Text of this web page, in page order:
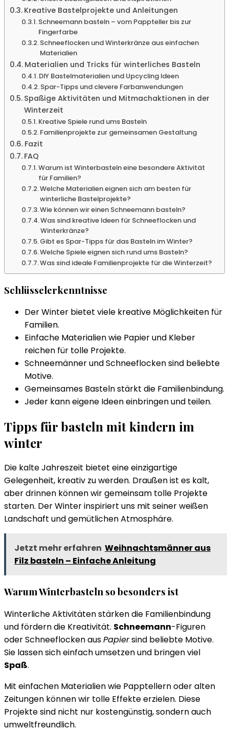
Kreative Bastelprojekte und Anleitungen
Schneemann basteln – vom Pappteller bis zur
Fingerfarbe
Schneeflocken und Winterkränze aus einfachen
Materialien
Materialien und Tricks für winterliches Basteln
DIY Bastelmaterialien und Upcycling Ideen
Spar-Tipps und clevere Farbanwendungen
Spaßige Aktivitäten und Mitmachaktionen in der
Winterzeit
Kreative Spiele rund ums Basteln
Familienprojekte zur gemeinsamen Gestaltung
Fazit
FAQ
Warum ist Winterbasteln eine besondere Aktivität
für Familien?
Welche Materialien eignen sich am besten für
winterliche Bastelprojekte?
Wie können wir einen Schneemann basteln?
Was sind kreative Ideen für Schneeflocken und
Winterkränze?
Gibt es Spar-Tipps für das Basteln im Winter?
Welche Spiele eignen sich rund ums Basteln?
Was sind ideale Familienprojekte für die Winterzeit?
Schlüsselerkenntnisse
Der Winter bietet viele kreative Möglichkeiten für
Familien.
Einfache Materialien wie Papier und Kleber
reichen für tolle Projekte.
Schneemänner und Schneeflocken sind beliebte
Motive.
Gemeinsames Basteln stärkt die Familienbindung.
Jeder kann eigene Ideen einbringen und teilen.
Tipps für basteln mit kindern im
winter
Die kalte Jahreszeit bietet eine einzigartige
Gelegenheit, kreativ zu werden. Draußen ist es kalt,
aber drinnen können wir gemeinsam tolle Projekte
starten. Der Winter inspiriert uns mit seiner weißen
Landschaft und gemütlichen Atmosphäre.
Jetzt mehr erfahren Weihnachtsmänner aus
Filz basteln – Einfache Anleitung
Warum Winterbasteln so besonders ist
Winterliche Aktivitäten stärken die Familienbindung
und fördern die Kreativität. Schneemann-Figuren
oder Schneeflocken ausPapiersind beliebte Motive.
Sie lassen sich einfach umsetzen und bringen viel
Spaß.
Mit einfachen Materialien wie Papptellern oder alten
Zeitungen können wir tolle Effekte erzielen. Diese
Projekte sind nicht nur kostengünstig, sondern auch
umweltfreundlich.